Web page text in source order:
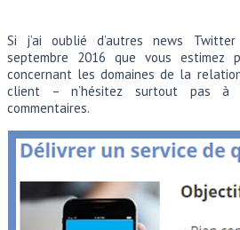
Si j’ai oublié d’autres news
septembre 2016 que vous estimez
concernant les domaines de la
client – n’hésitez surtout pas à
commentaires.